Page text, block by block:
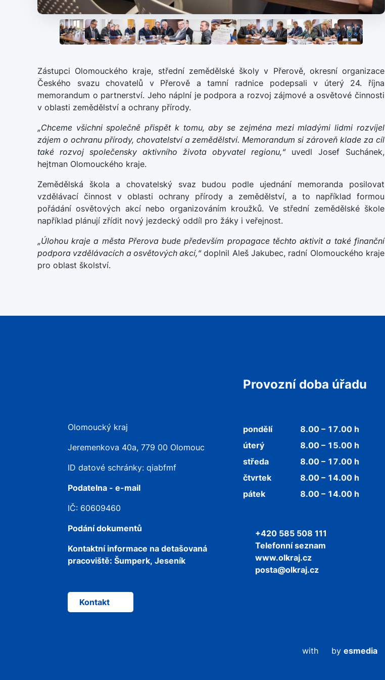
Zástupci Olomouckého kraje, střední zemědělské školy v Přerově, okresní organizace
Českého svazu chovatelů v Přerově a tamní radnice podepsali v úterý 24. října
memorandum o partnerství. Jeho náplní je podpora a rozvoj zájmové a osvětové činnosti
v oblasti zemědělství a ochrany přírody.
„Chceme všichni společně přispět k tomu, aby se zejména mezi mladými lidmi rozvíjel
zájem o ochranu přírody, chovatelství a zemědělství. Memorandum si zároveň klade za cíl
také rozvoj společensky aktivního života obyvatel regionu,“uvedl Josef Suchánek,
hejtman Olomouckého kraje.
Zemědělská škola a chovatelský svaz budou podle ujednání memoranda posilovat
vzdělávací činnost v oblasti ochrany přírody a zemědělství, a to například formou
pořádání osvětových akcí nebo organizováním kroužků. Ve střední zemědělské škole
například plánují zřídit nový jezdecký oddíl pro žáky i veřejnost.
„Úlohou kraje a města Přerova bude především propagace těchto aktivit a také finanční
podpora vzdělávacích a osvětových akcí,“doplnil Aleš Jakubec, radní Olomouckého kraje
pro oblast školství.
Olomoucký kraj
Jeremenkova 40a, 779 00 Olomouc
ID datové schránky: qiabfmf
Podatelna - e-mail
IČ: 60609460
Podání dokumentů
Kontaktní informace na detašovaná
pracoviště: Šumperk, Jeseník
Kontakt
Provozní doba úřadu
pondělí
8.00 – 17.00 h
úterý
8.00 – 15.00 h
středa
8.00 – 17.00 h
čtvrtek
8.00 – 14.00 h
pátek
8.00 – 14.00 h
+420 585 508 111
Telefonní seznam
www.olkraj.cz
posta@olkraj.cz
with by esmedia